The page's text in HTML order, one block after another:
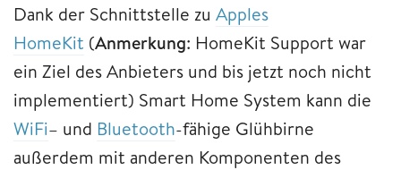
Dank der Schnittstelle zu Apples
HomeKit (Anmerkung: HomeKit Support war
ein Ziel des Anbieters und bis jetzt noch nicht
implementiert) Smart Home System kann die
WiFi– und Bluetooth-fähige Glühbirne
außerdem mit anderen Komponenten des